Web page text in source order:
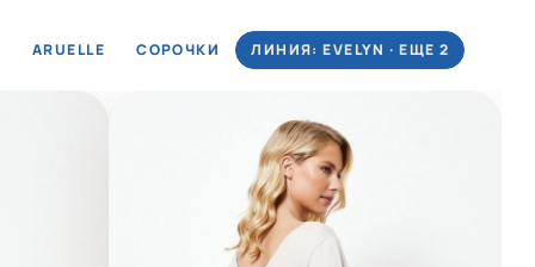
ARUELLE СОРОЧКИ ЛИНИЯ: EVELYN · ЕЩЕ 2